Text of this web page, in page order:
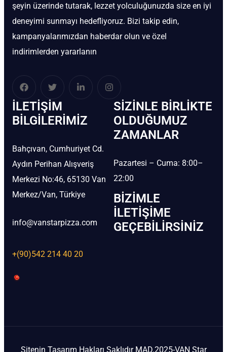
şeyin üzerinde tutarak, lezzet yolculuğunuzda size en iyi
deneyimi sunmayı hedefliyoruz. Bizi takip edin,
kampanyalarımızdan haberdar olun ve özel
indirimlerden yararlanın
İLETIŞIM
BİLGILERIMIZ
Bahçıvan, Cumhuriyet Cd.
Aydın Perihan Alışveriş
Merkezi No:46, 65130 Van
Merkez/Van, Türkiye
info@vanstarpizza.com
+(90)542 214 40 20
SIZINLE BIRLIKTE
OLDUĞUMUZ
ZAMANLAR
Pazartesi – Cuma: 8:00–
22:00
BIZIMLE
İLETIŞIME
GEÇEBILIRSINIZ
Sitenin Tasarım Hakları Saklıdır MAD.2025-VAN Star